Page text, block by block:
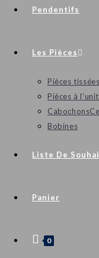
Pendentifs
Les Pièces
Pièces tissées
Pièces à
Cabochons
Bobines
Liste De
Panier
0